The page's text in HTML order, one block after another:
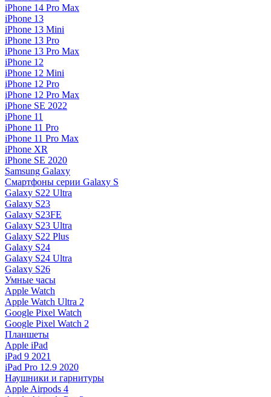
iPhone 14 Pro Max
iPhone 13
iPhone 13 Mini
iPhone 13 Pro
iPhone 13 Pro Max
iPhone 12
iPhone 12 Mini
iPhone 12 Pro
iPhone 12 Pro Max
iPhone SE 2022
iPhone 11
iPhone 11 Pro
iPhone 11 Pro Max
iPhone XR
iPhone SE 2020
Samsung Galaxy
Смартфоны серии Galaxy S
Galaxy S22 Ultra
Galaxy S23
Galaxy S23FE
Galaxy S23 Ultra
Galaxy S22 Plus
Galaxy S24
Galaxy S24 Ultra
Galaxy S26
Умные часы
Apple Watch
Apple Watch Ultra 2
Google Pixel Watch
Google Pixel Watch 2
Планшеты
Apple iPad
iPad 9 2021
iPad Pro 12.9 2020
Наушники и гарнитуры
Apple Airpods 4